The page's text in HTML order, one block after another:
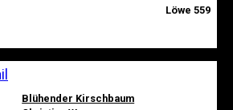
Löwe 559
Blühender Kirschbaum